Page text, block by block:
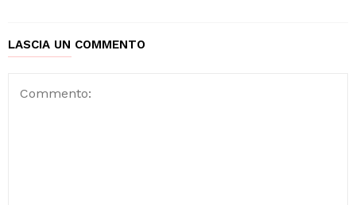
LASCIA UN COMMENTO